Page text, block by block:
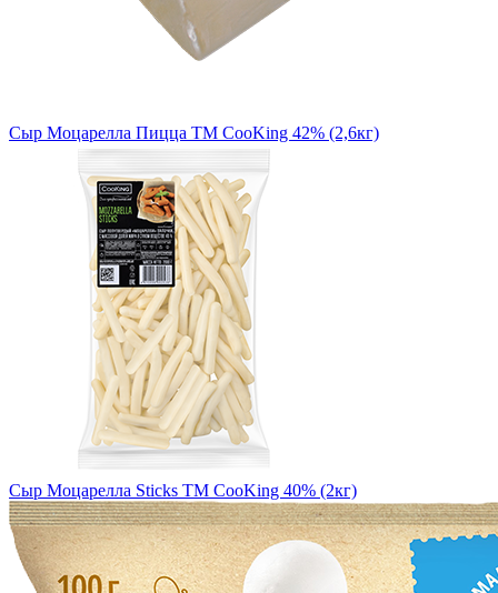
Сыр Моцарелла Пицца TM CooKing 42% (2,6кг)
Сыр Моцарелла Sticks ТМ CooKing 40% (2кг)